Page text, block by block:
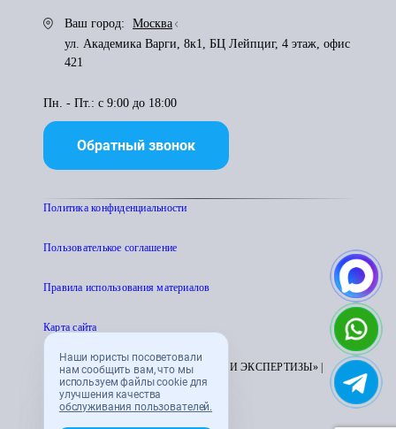
Наши юристы посоветовали
нам сообщить вам, что мы
используем файлы cookie для
улучшения качества
обслуживания пользователей.
Ваш город:
Москва
ул. Академика Варги, 8к1, БЦ Лейпциг, 4 этаж, офис
421
Пн. - Пт.: с 9:00 до 18:00
Обратный звонок
Политика конфиденциальности
Пользователькое соглашение
Правила использования материалов
Карта сайта
© 1995 - 2026 «ЦЕНТР АТТЕСТАЦИИ И ЭКСПЕРТИЗЫ» |
CENTRATTEK.RU